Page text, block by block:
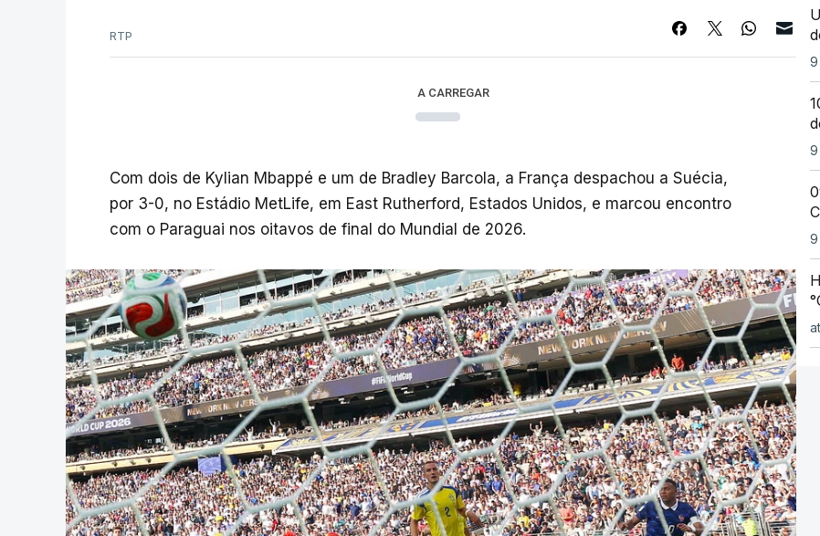
RTP
A CARREGAR
Com dois de Kylian Mbappé e um de Bradley Barcola, a França despachou a Suécia,
por 3-0, no Estádio MetLife, em East Rutherford, Estados Unidos, e marcou encontro
com o Paraguai nos oitavos de final do Mundial de 2026.
9
9
9